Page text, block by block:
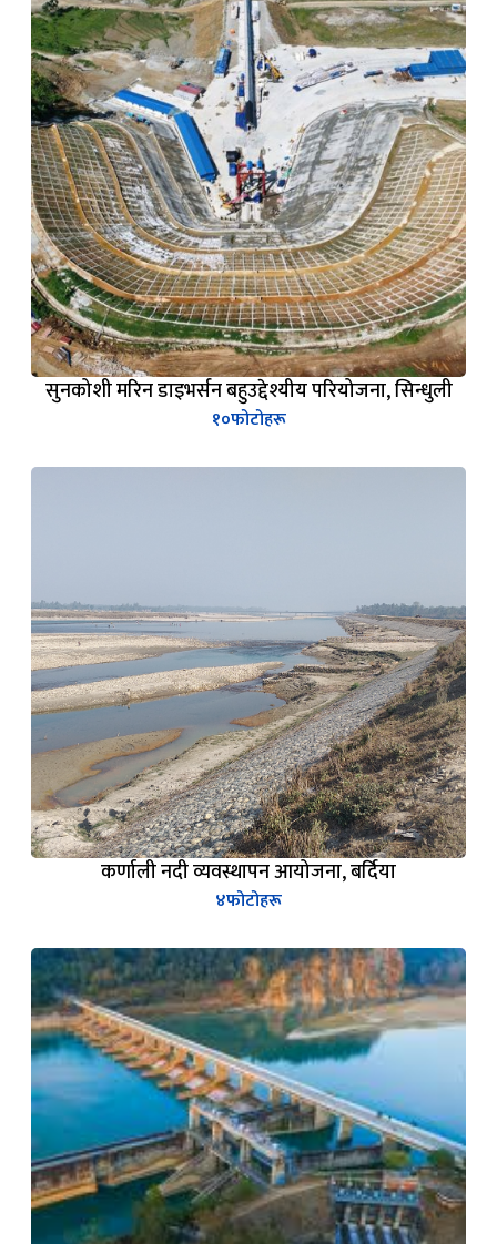
सुनकोशी मरिन डाइभर्सन बहुउद्देश्यीय परियोजना, सिन्धुली
१०फोटोहरू
कर्णाली नदी व्यवस्थापन आयोजना, बर्दिया
४फोटोहरू